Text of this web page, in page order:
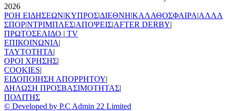
2026
ΡΟΗ ΕΙΔΗΣΕΩΝ|ΚΥΠΡΟΣ|ΔΙΕΘΝΗ|ΚΑΛΑΘΟΣΦΑΙΡΑ|ΑΛΛΑ
ΣΠΟΡ|ΝΤΡΙΜΠΛΕΣ|ΑΠΟΨΕΙΣ|AFTER DERBY|
ΠΡΩΤΟΣΕΛΙΔΟ | TV
ΕΠΙΚΟΙΝΩΝΙΑ|
TAYTOTHTA|
ΟΡΟΙ ΧΡΗΣΗΣ|
COOKIES|
ΕΙΔΟΠΟΙΗΣΗ ΑΠΟΡΡΗΤΟΥ|
ΔΗΛΩΣΗ ΠΡΟΣΒΑΣΙΜΟΤΗΤΑΣ|
ΠΟΛΙΤΗΣ
© Developed by P.C Admin 22 Limited